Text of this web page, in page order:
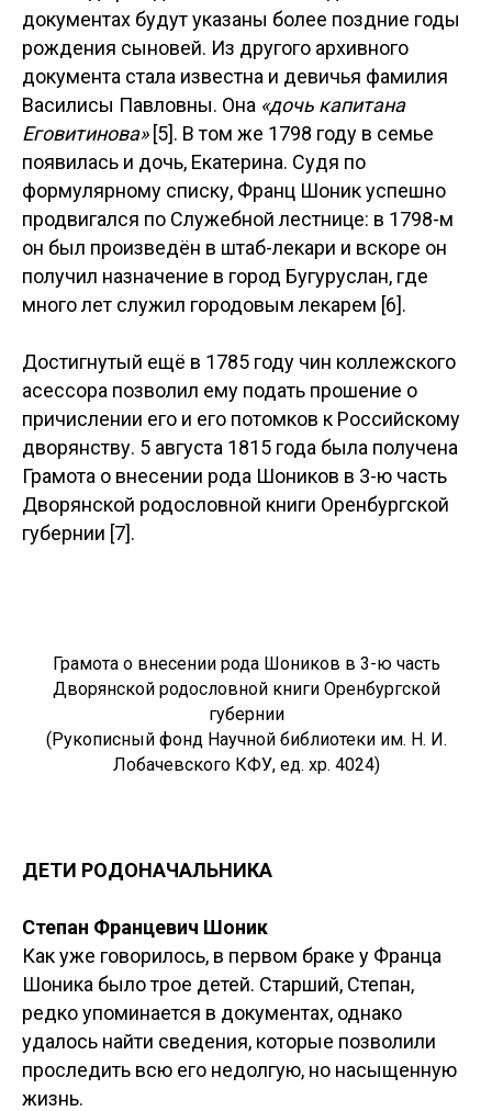
документах будут указаны более поздние годы
рождения сыновей. Из другого архивного
документа стала известна и девичья фамилия
Василисы Павловны. Она «дочь капитана
Еговитинова»[5]. В том же 1798 году в семье
появилась и дочь, Екатерина. Судя по
формулярному списку, Франц Шоник успешно
продвигался по Служебной лестнице: в 1798-м
он был произведён в штаб-лекари и вскоре он
получил назначение в город Бугуруслан, где
много лет служил городовым лекарем [6].
Достигнутый ещё в 1785 году чин коллежского
асессора позволил ему подать прошение о
причислении его и его потомков к Российскому
дворянству. 5 августа 1815 года была получена
Грамота о внесении рода Шоников в 3-ю часть
Дворянской родословной книги Оренбургской
губернии [7].
Грамота о внесении рода Шоников в 3-ю часть
Дворянской родословной книги Оренбургской
губернии
(Рукописный фонд Научной библиотеки им. Н. И.
Лобачевского КФУ, ед. хр. 4024)
ДЕТИ РОДОНАЧАЛЬНИКА
Степан Францевич Шоник
Как уже говорилось, в первом браке у Франца
Шоника было трое детей. Старший, Степан,
редко упоминается в документах, однако
удалось найти сведения, которые позволили
проследить всю его недолгую, но насыщенную
жизнь.